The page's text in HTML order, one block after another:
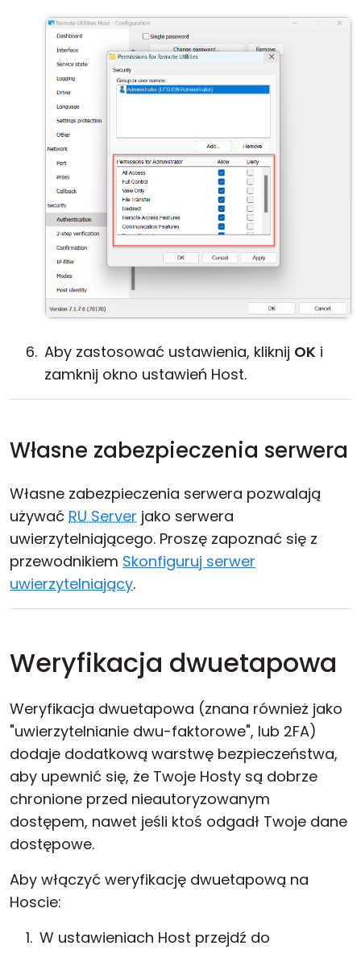
Aby zastosować ustawienia, kliknij OK i
zamknij okno ustawień Host.
Własne zabezpieczenia serwera
Własne zabezpieczenia serwera pozwalają
używać RU Server jako serwera
uwierzytelniającego. Proszę zapoznać się z
przewodnikiem Skonfiguruj serwer
uwierzytelniający.
Weryfikacja dwuetapowa
Weryfikacja dwuetapowa (znana również jako
"uwierzytelnianie dwu-faktorowe", lub 2FA)
dodaje dodatkową warstwę bezpieczeństwa,
aby upewnić się, że Twoje Hosty są dobrze
chronione przed nieautoryzowanym
dostępem, nawet jeśli ktoś odgadł Twoje dane
dostępowe.
Aby włączyć weryfikację dwuetapową na
Hoscie:
W ustawieniach Host przejdź do